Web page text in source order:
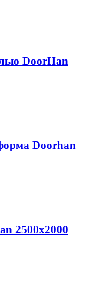
DoorHan
Doorhan
2500х2000